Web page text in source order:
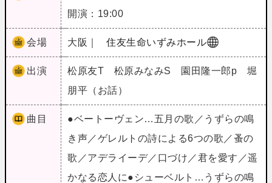
開演：19:00
会場 大阪｜ 住友生命いずみホール
出演
松原友T 松原みなみS 園田隆一郎p 堀
朋平（お話）
曲目
●ベートーヴェン…五月の歌／うずらの鳴
き声／ゲレルトの詩による6つの歌／蚤の
歌／アデライーデ／口づけ／君を愛す／遥
かなる恋人に●シューベルト…うずらの鳴